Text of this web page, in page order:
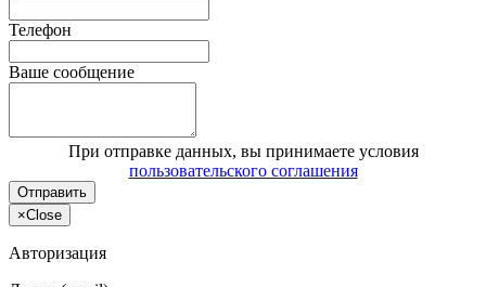
Телефон
Ваше сообщение
При отправке данных, вы принимаете условия
пользовательского соглашения
Отправить
×Close
Авторизация